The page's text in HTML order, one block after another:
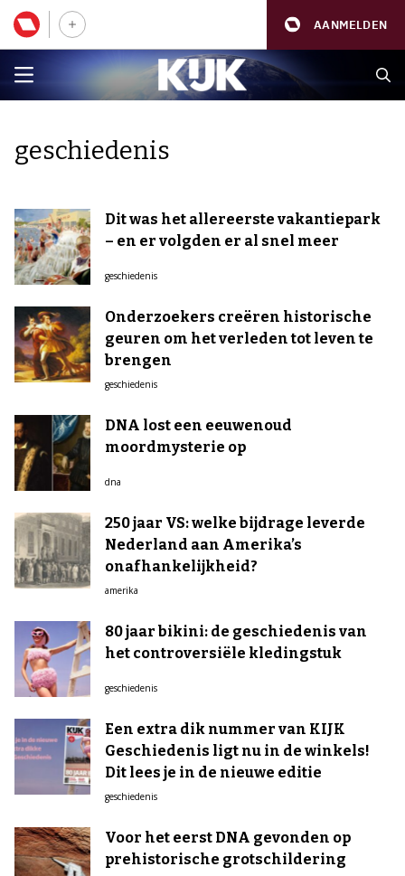
AANMELDEN
geschiedenis
Dit was het allereerste vakantiepark
– en er volgden er al snel meer
geschiedenis
Onderzoekers creëren historische
geuren om het verleden tot leven te
brengen
geschiedenis
DNA lost een eeuwenoud
moordmysterie op
dna
250 jaar VS: welke bijdrage leverde
Nederland aan Amerika’s
onafhankelijkheid?
amerika
80 jaar bikini: de geschiedenis van
het controversiële kledingstuk
geschiedenis
Een extra dik nummer van KIJK
Geschiedenis ligt nu in de winkels!
Dit lees je in de nieuwe editie
geschiedenis
Voor het eerst DNA gevonden op
prehistorische grotschildering